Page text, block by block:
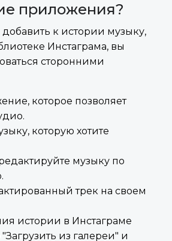
приложения?
добавить к истории музыку,
Инстаграма, вы
сторонними
которое позволяет
которую хотите
музыку по
трек на своем
истории в Инстаграме
из галереи" и